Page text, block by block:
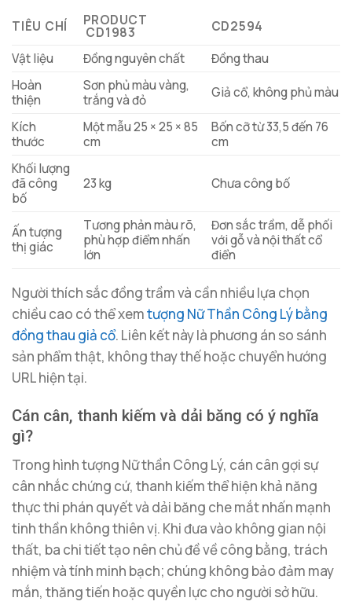
TIÊU CHÍ PRODUCT
CD1983
CD2594
Vật liệu
Đồng nguyên chất
Đồng thau
Hoàn
thiện
Sơn phủ màu vàng,
trắng và đỏ
Giả cổ, không phủ màu
Kích
thước
Một mẫu 25 × 25 × 85
cm
Bốn cỡ từ 33,5 đến 76
cm
Khối lượng
đã công
bố
23 kg Chưa công bố
Ấn tượng
thị giác
Tương phản màu rõ,
phù hợp điểm nhấn
lớn
Đơn sắc trầm, dễ phối
với gỗ và nội thất cổ
điển
Người thích sắc đồng trầm và cần nhiều lựa chọn
chiều cao có thể xemtượng Nữ Thần Công Lý bằng
đồng thau giả cổ. Liên kết này là phương án so sánh
sản phẩm thật, không thay thế hoặc chuyển hướng
URL hiện tại.
Cán cân, thanh kiếm và dải băng có ý nghĩa
gì?
Trong hình tượng Nữ thần Công Lý, cán cân gợi sự
cân nhắc chứng cứ, thanh kiếm thể hiện khả năng
thực thi phán quyết và dải băng che mắt nhấn mạnh
tinh thần không thiên vị. Khi đưa vào không gian nội
thất, ba chi tiết tạo nên chủ đề về công bằng, trách
nhiệm và tính minh bạch; chúng không bảo đảm may
mắn, thăng tiến hoặc quyền lực cho người sở hữu.